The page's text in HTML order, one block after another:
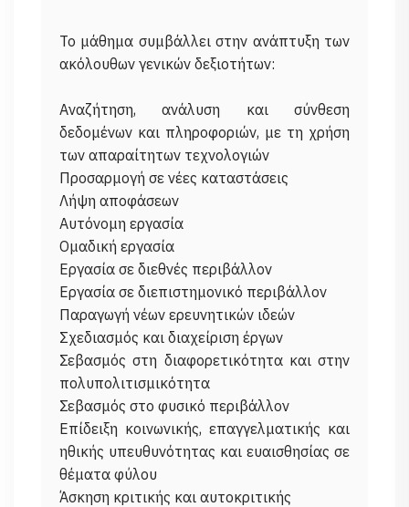
Το μάθημα συμβάλλει στην ανάπτυξη των
ακόλουθων γενικών δεξιοτήτων:
Αναζήτηση, ανάλυση και σύνθεση
δεδομένων και πληροφοριών, με τη χρήση
των απαραίτητων τεχνολογιών
Προσαρμογή σε νέες καταστάσεις
Λήψη αποφάσεων
Αυτόνομη εργασία
Ομαδική εργασία
Εργασία σε διεθνές περιβάλλον
Εργασία σε διεπιστημονικό περιβάλλον
Παραγωγή νέων ερευνητικών ιδεών
Σχεδιασμός και διαχείριση έργων
Σεβασμός στη διαφορετικότητα και στην
πολυπολιτισμικότητα
Σεβασμός στο φυσικό περιβάλλον
Επίδειξη κοινωνικής, επαγγελματικής και
ηθικής υπευθυνότητας και ευαισθησίας σε
θέματα φύλου
Άσκηση κριτικής και αυτοκριτικής